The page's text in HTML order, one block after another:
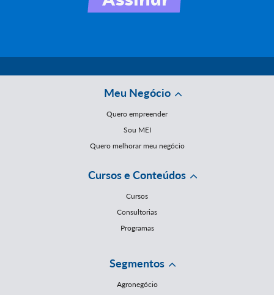
Meu Negócio
Quero empreender
Sou MEI
Quero melhorar meu negócio
Cursos e Conteúdos
Cursos
Consultorias
Programas
Segmentos
Agronegócio